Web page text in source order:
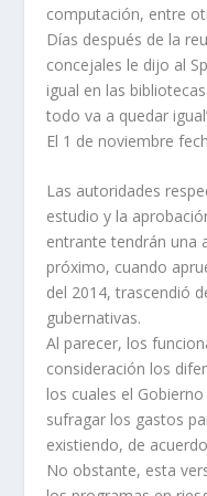
computación, entre
Días después de la
concejales le dijo al
igual en las
todo va a quedar
El 1 de noviembre
Las autoridades
estudio y la
entrante tendrán una
próximo, cuando
del 2014, trascendió
gubernativas.
Al parecer, los
consideración los
los cuales el
sufragar los gastos
existiendo, de
No obstante, esta